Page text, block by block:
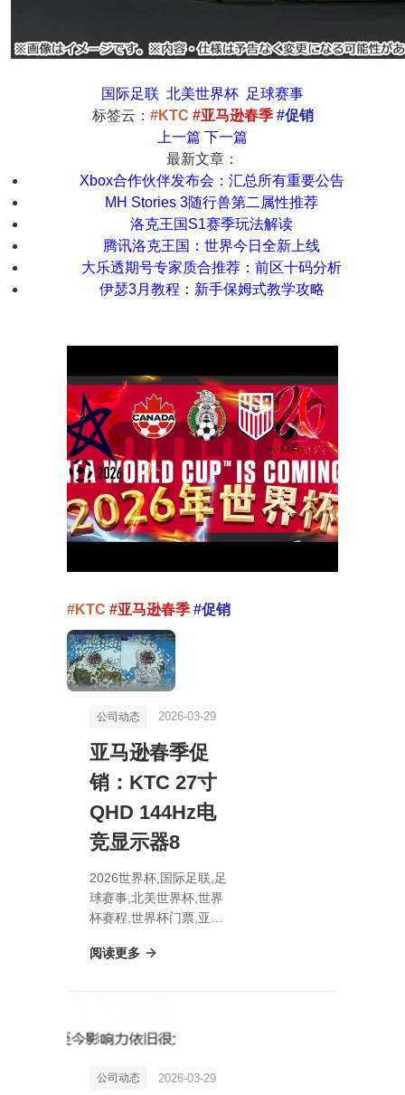
国际足联 北美世界杯 足球赛事
标签云： #KTC #亚马逊春季 #促销
上一篇 下一篇
最新文章：
Xbox合作伙伴发布会：汇总所有重要公告
MH Stories 3随行兽第二属性推荐
洛克王国S1赛季玩法解读
腾讯洛克王国：世界今日全新上线
大乐透期号专家质合推荐：前区十码分析
伊瑟3月教程：新手保姆式教学攻略
#KTC #亚马逊春季 #促销
公司动态 2026-03-29
亚马逊春季促
销：KTC 27寸
QHD 144Hz电
竞显示器8
2026世界杯,国际足联,足
球赛事,北美世界杯,世界
杯赛程,世界杯门票,亚马
QHD 144Hz电竞显示器8
阅读更多
公司动态 2026-03-29